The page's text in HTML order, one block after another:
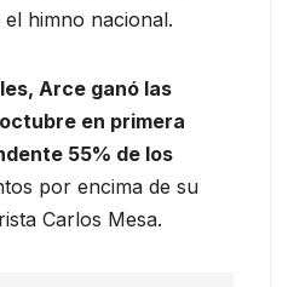
himno nacional.
Arce ganó las
en primera
55% de los
por encima de su
Carlos Mesa.